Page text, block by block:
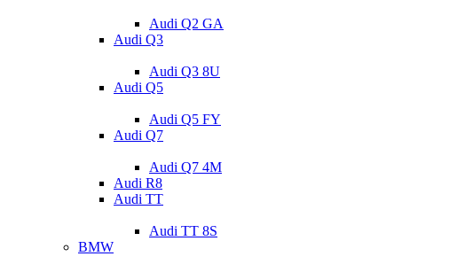
Audi Q2 GA
Audi Q3
Audi Q3 8U
Audi Q5
Audi Q5 FY
Audi Q7
Audi Q7 4M
Audi R8
Audi TT
Audi TT 8S
BMW